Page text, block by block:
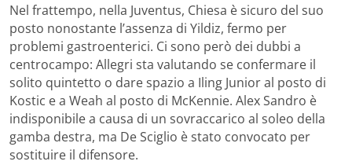
Nel frattempo, nella Juventus, Chiesa è sicuro del suo
posto nonostante l’assenza di Yildiz, fermo per
problemi gastroenterici. Ci sono però dei dubbi a
centrocampo: Allegri sta valutando se confermare il
solito quintetto o dare spazio a Iling Junior al posto di
Kostic e a Weah al posto di McKennie. Alex Sandro è
indisponibile a causa di un sovraccarico al soleo della
gamba destra, ma De Sciglio è stato convocato per
sostituire il difensore.